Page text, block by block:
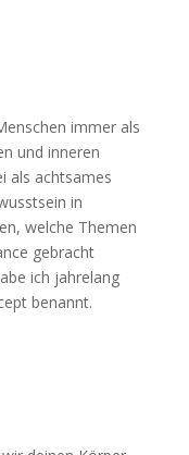
immer als
und inneren
als achtsames
in
welche Themen
gebracht
ich jahrelang
benannt.